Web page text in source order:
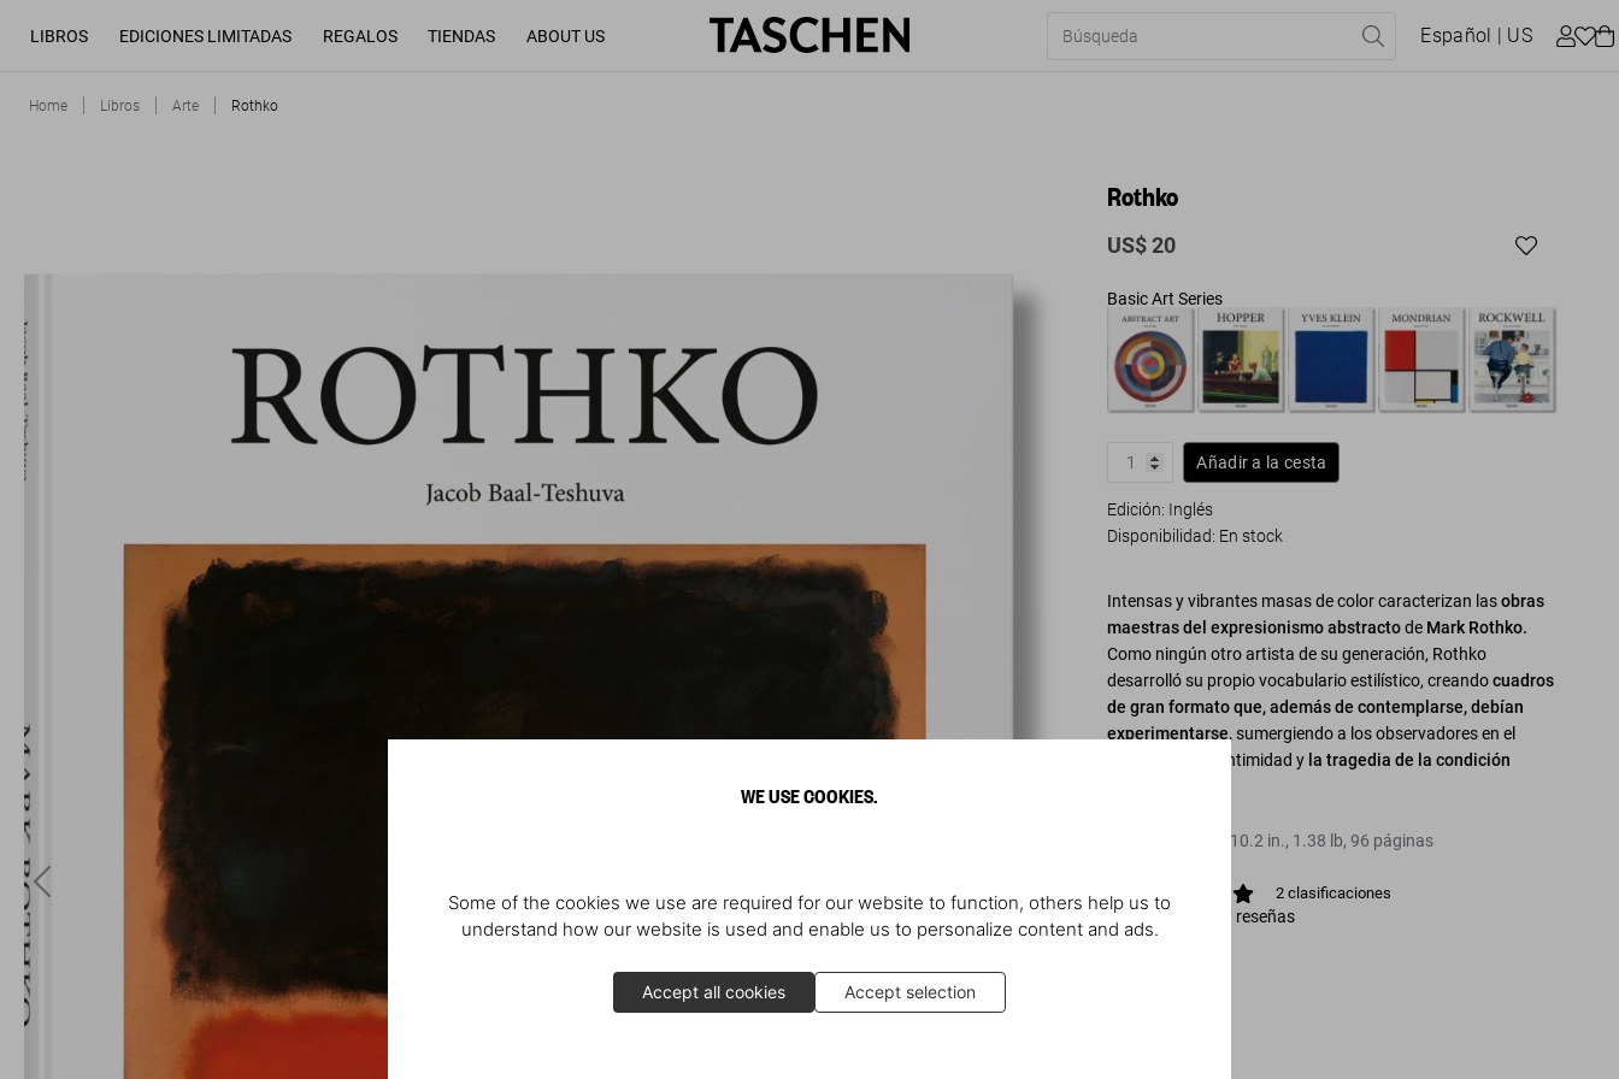
WE USE COOKIES.
Some of the cookies we use are required for our website to function, others help us to
understand how our website is used and enable us to personalize content and ads.
Accept all cookies Accept selection
LIBROS EDICIONES LIMITADAS REGALOS TIENDAS ABOUT US Español | US
Home Libros Arte Rothko
Rothko
US$ 20
Basic Art Series
Añadir a la cesta
Edición: Inglés
Disponibilidad: En stock
Intensas y vibrantes masas de color caracterizan lasobras
maestras del expresionismo abstractode Mark Rothko.
Como ningún otro artista de su generación, Rothko
desarrolló su propio vocabulario estilístico, creandocuadros
de gran formato que, además de contemplarse, debían
experimentarse, sumergiendo a los observadores en el
dramatismo, la intimidad y la tragedia de la condición
10.2 in., 1.38 lb,96 páginas
2 clasificaciones
Ver calificación y reseñas